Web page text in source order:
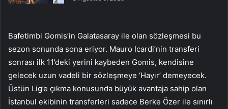
Bafetimbi Gomis’in Galatasaray ile olan sözleşmesi bu
sezon sonunda sona eriyor. Mauro Icardi’nin transferi
sonrası ilk 11’deki yerini kaybeden Gomis, kendisine
gelecek uzun vadeli bir sözleşmeye ‘Hayır’ demeyecek.
Üstün Lig’e çıkma konusunda büyük avantaja sahip olan
İstanbul ekibinin transferleri sadece Berke Özer ile sınırlı